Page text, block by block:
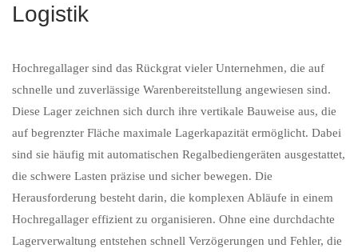
Logistik
Hochregallager sind das Rückgrat vieler Unternehmen, die auf
schnelle und zuverlässige Warenbereitstellung angewiesen sind.
Diese Lager zeichnen sich durch ihre vertikale Bauweise aus, die
auf begrenzter Fläche maximale Lagerkapazität ermöglicht. Dabei
sind sie häufig mit automatischen Regalbediengeräten ausgestattet,
die schwere Lasten präzise und sicher bewegen. Die
Herausforderung besteht darin, die komplexen Abläufe in einem
Hochregallager effizient zu organisieren. Ohne eine durchdachte
Lagerverwaltung entstehen schnell Verzögerungen und Fehler, die